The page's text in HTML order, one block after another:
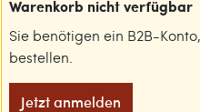
Warenkorb nicht verfügbar
Sie benötigen ein B2B-
bestellen.
Jetzt anmelden